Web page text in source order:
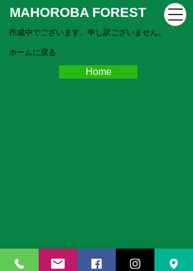
MAHOROBA FOREST
作成中でございます、申し訳ございません。
ホームに戻る
Home